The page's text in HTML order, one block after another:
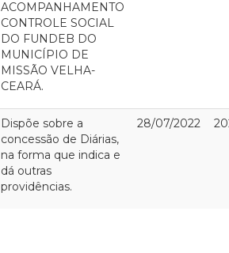
ACOMPANHAMENTO
CONTROLE SOCIAL
DO FUNDEB DO
MUNICÍPIO DE
MISSÃO VELHA-
CEARÁ.
Dispõe sobre a
concessão de Diárias,
na forma que indica e
dá outras
providências.
28/07/2022